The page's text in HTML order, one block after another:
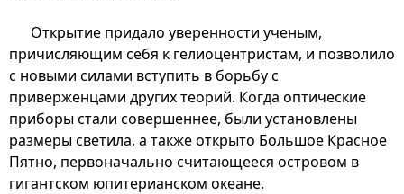
Открытие придало уверенности ученым,
причисляющим себя к гелиоцентристам, и позволило
с новыми силами вступить в борьбу с
приверженцами других теорий. Когда оптические
приборы стали совершеннее, были установлены
размеры светила, а также открыто Большое Красное
Пятно, первоначально считающееся островом в
гигантском юпитерианском океане.